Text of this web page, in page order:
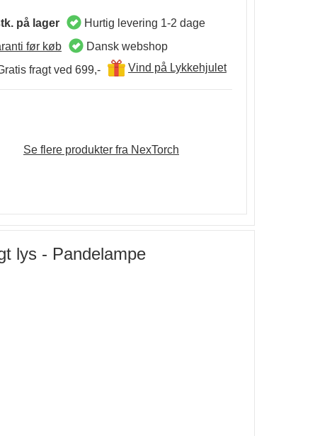
på lager
Hurtig levering 1-2 dage
før køb
Dansk webshop
fragt ved 699,- Vind på Lykkehjulet
Se flere produkter fra NexTorch
lys - Pandelampe